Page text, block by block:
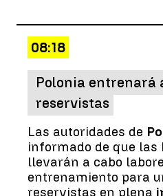
08:18
Polonia entrenará
reservistas
Las autoridades de
informado de que las
llevarán a cabo
entrenamiento para
reservistas en plena